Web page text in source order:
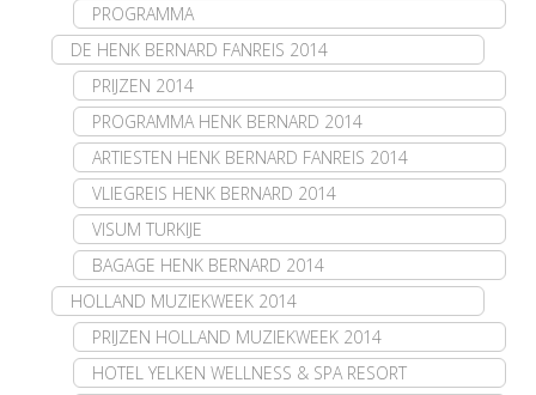
PROGRAMMA
DE HENK BERNARD FANREIS 2014
PRIJZEN 2014
PROGRAMMA HENK BERNARD 2014
ARTIESTEN HENK BERNARD FANREIS 2014
VLIEGREIS HENK BERNARD 2014
VISUM TURKIJE
BAGAGE HENK BERNARD 2014
HOLLAND MUZIEKWEEK 2014
PRIJZEN HOLLAND MUZIEKWEEK 2014
HOTEL YELKEN WELLNESS & SPA RESORT